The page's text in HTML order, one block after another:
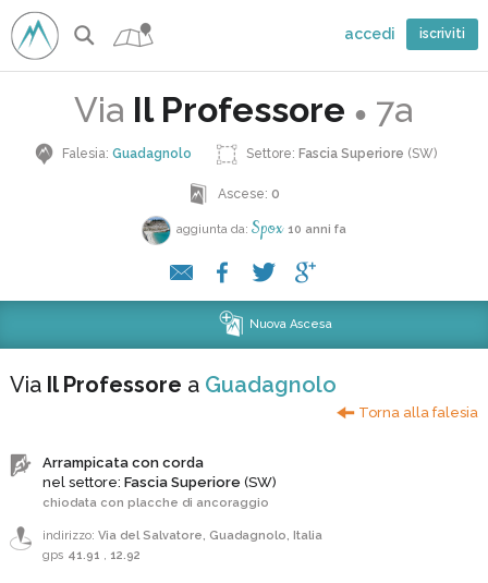
accedi iscriviti
Via Il Professore ● 7a
Falesia: Guadagnolo Settore: Fascia Superiore (SW)
Ascese:0
aggiunta da: Spox 10 anni fa
Nuova Ascesa
Via Il Professore a Guadagnolo
Torna alla falesia
Arrampicata con corda
nel settore: Fascia Superiore (SW)
chiodata con placche di ancoraggio
indirizzo: Via del Salvatore, Guadagnolo, Italia
gps 41.91 , 12.92